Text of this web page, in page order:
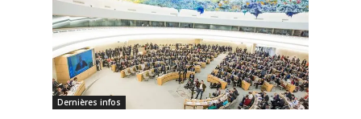
Dernières infos